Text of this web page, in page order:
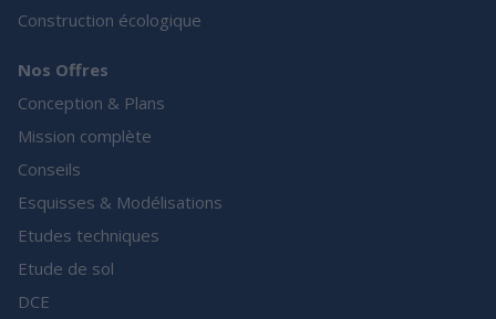
Construction écologique
Nos Offres
Conception & Plans
Mission complète
Conseils
Esquisses & Modélisations
Etudes techniques
Etude de sol
DCE